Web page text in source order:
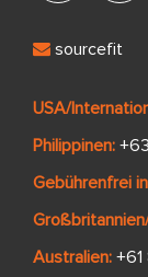
sourcefit
USA/
Philippinen:
Gebührenfrei
Australien: